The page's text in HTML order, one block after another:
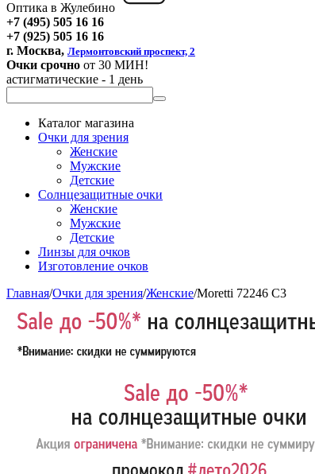
Оптика в Жулебино
+7 (495) 505 16 16
+7 (925) 505 16 16
г. Москва, Лермонтовский проспект, 2
Очки срочно от 30 МИН!
астигматические - 1 день
Каталог магазина
Очки для зрения
Женские
Мужские
Детские
Солнцезащитные очки
Женские
Мужские
Детские
Линзы для очков
Изготовление очков
Главная/Очки для зрения/Женские/Moretti 72246 C3